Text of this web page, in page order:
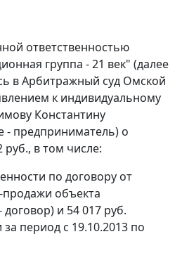
ответственностью
группа - 21 век" (далее
в Арбитражный суд Омской
к индивидуальному
Константину
- предприниматель) о
руб., в том числе:
по договору от
продажи объекта
и 54 017 руб.
период с 19.10.2013 по